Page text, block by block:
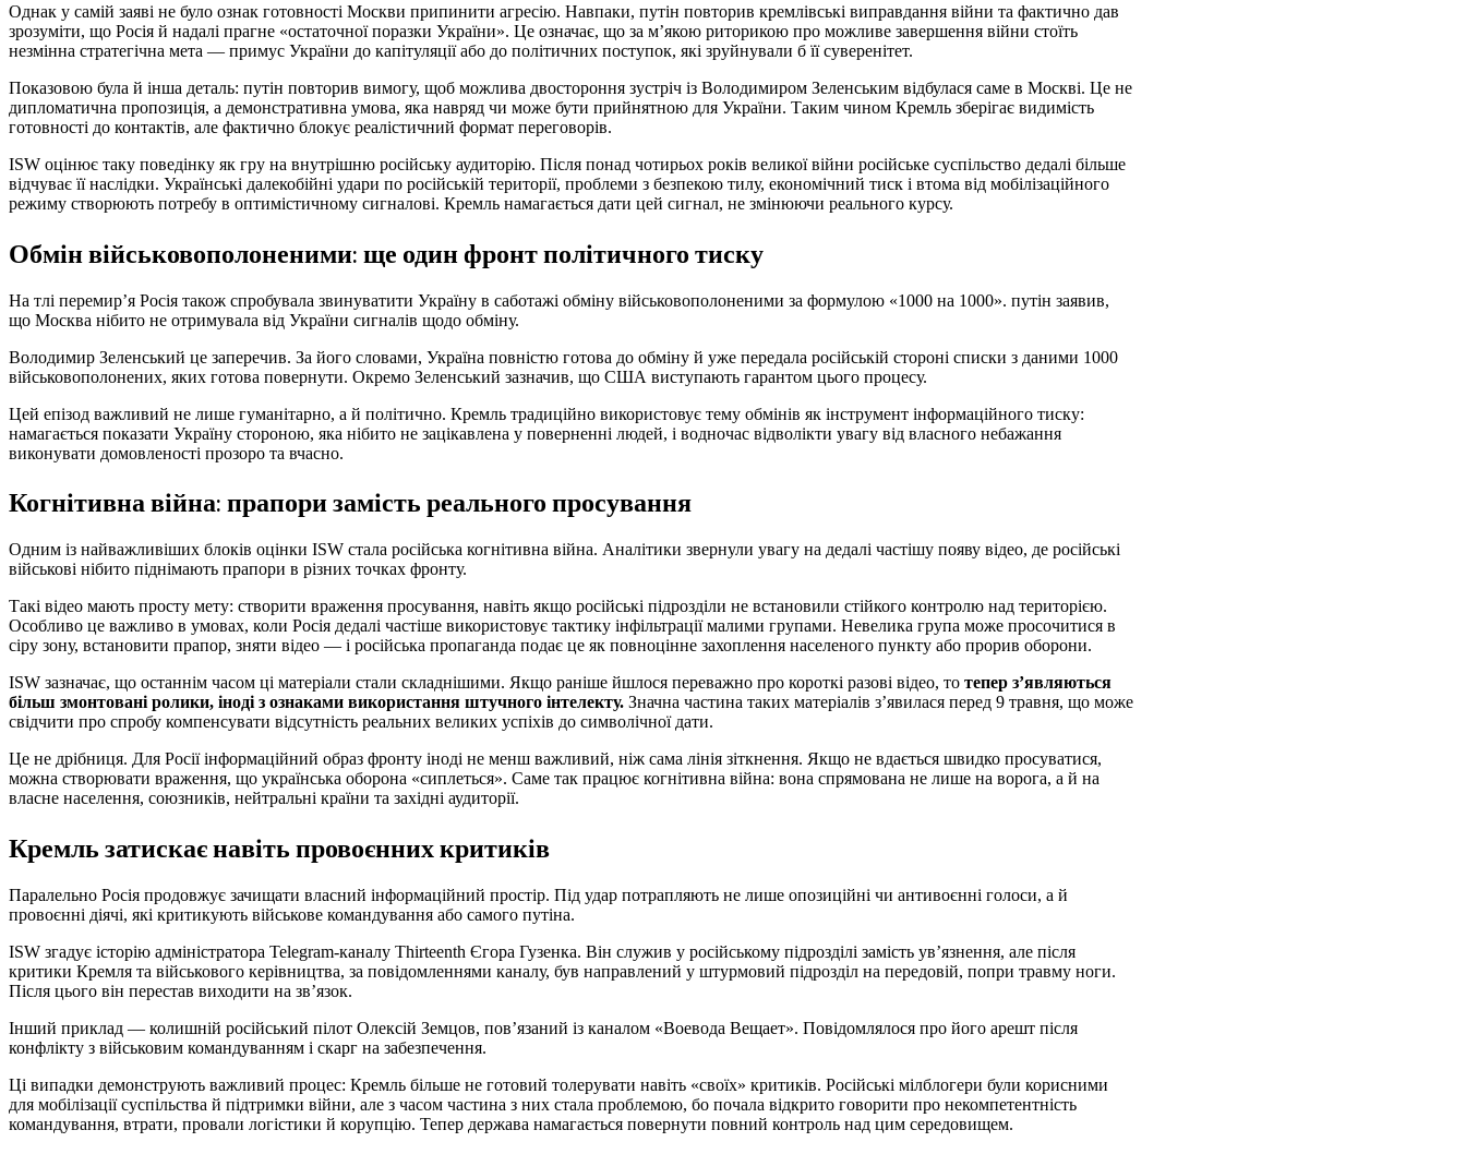
Однак у самій заяві не було ознак готовності Москви припинити агресію. Навпаки, путін повторив кремлівські виправдання війни та фактично дав
зрозуміти, що Росія й надалі прагне «остаточної поразки України». Це означає, що за м’якою риторикою про можливе завершення війни стоїть
незмінна стратегічна мета — примус України до капітуляції або до політичних поступок, які зруйнували б її суверенітет.
Показовою була й інша деталь: путін повторив вимогу, щоб можлива двостороння зустріч із Володимиром Зеленським відбулася саме в Москві. Це не
дипломатична пропозиція, а демонстративна умова, яка навряд чи може бути прийнятною для України. Таким чином Кремль зберігає видимість
готовності до контактів, але фактично блокує реалістичний формат переговорів.
ISW оцінює таку поведінку як гру на внутрішню російську аудиторію. Після понад чотирьох років великої війни російське суспільство дедалі більше
відчуває її наслідки. Українські далекобійні удари по російській території, проблеми з безпекою тилу, економічний тиск і втома від мобілізаційного
режиму створюють потребу в оптимістичному сигналові. Кремль намагається дати цей сигнал, не змінюючи реального курсу.
Обмін військовополоненими: ще один фронт політичного тиску
На тлі перемир’я Росія також спробувала звинуватити Україну в саботажі обміну військовополоненими за формулою «1000 на 1000». путін заявив,
що Москва нібито не отримувала від України сигналів щодо обміну.
Володимир Зеленський це заперечив. За його словами, Україна повністю готова до обміну й уже передала російській стороні списки з даними 1000
військовополонених, яких готова повернути. Окремо Зеленський зазначив, що США виступають гарантом цього процесу.
Цей епізод важливий не лише гуманітарно, а й політично. Кремль традиційно використовує тему обмінів як інструмент інформаційного тиску:
намагається показати Україну стороною, яка нібито не зацікавлена у поверненні людей, і водночас відволікти увагу від власного небажання
виконувати домовленості прозоро та вчасно.
Когнітивна війна: прапори замість реального просування
Одним із найважливіших блоків оцінки ISW стала російська когнітивна війна. Аналітики звернули увагу на дедалі частішу появу відео, де російські
військові нібито піднімають прапори в різних точках фронту.
Такі відео мають просту мету: створити враження просування, навіть якщо російські підрозділи не встановили стійкого контролю над територією.
Особливо це важливо в умовах, коли Росія дедалі частіше використовує тактику інфільтрації малими групами. Невелика група може просочитися в
сіру зону, встановити прапор, зняти відео — і російська пропаганда подає це як повноцінне захоплення населеного пункту або прорив оборони.
ISW зазначає, що останнім часом ці матеріали стали складнішими. Якщо раніше йшлося переважно про короткі разові відео, то тепер з’являються
більш змонтовані ролики, іноді з ознаками використання штучного інтелекту. Значна частина таких матеріалів з’явилася перед 9 травня, що може
свідчити про спробу компенсувати відсутність реальних великих успіхів до символічної дати.
Це не дрібниця. Для Росії інформаційний образ фронту іноді не менш важливий, ніж сама лінія зіткнення. Якщо не вдається швидко просуватися,
можна створювати враження, що українська оборона «сиплеться». Саме так працює когнітивна війна: вона спрямована не лише на ворога, а й на
власне населення, союзників, нейтральні країни та західні аудиторії.
Кремль затискає навіть провоєнних критиків
Паралельно Росія продовжує зачищати власний інформаційний простір. Під удар потрапляють не лише опозиційні чи антивоєнні голоси, а й
провоєнні діячі, які критикують військове командування або самого путіна.
ISW згадує історію адміністратора Telegram-каналу Thirteenth Єгора Гузенка. Він служив у російському підрозділі замість ув’язнення, але після
критики Кремля та військового керівництва, за повідомленнями каналу, був направлений у штурмовий підрозділ на передовій, попри травму ноги.
Після цього він перестав виходити на зв’язок.
Інший приклад — колишній російський пілот Олексій Земцов, пов’язаний із каналом «Воевода Вещает». Повідомлялося про його арешт після
конфлікту з військовим командуванням і скарг на забезпечення.
Ці випадки демонструють важливий процес: Кремль більше не готовий толерувати навіть «своїх» критиків. Російські мілблогери були корисними
для мобілізації суспільства й підтримки війни, але з часом частина з них стала проблемою, бо почала відкрито говорити про некомпетентність
командування, втрати, провали логістики й корупцію. Тепер держава намагається повернути повний контроль над цим середовищем.